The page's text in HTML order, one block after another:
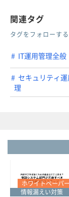
関連タグ
タグをフォローす
IT運用管理全般
セキュリティ
理
ホワイトペーパー
情報漏えい対策